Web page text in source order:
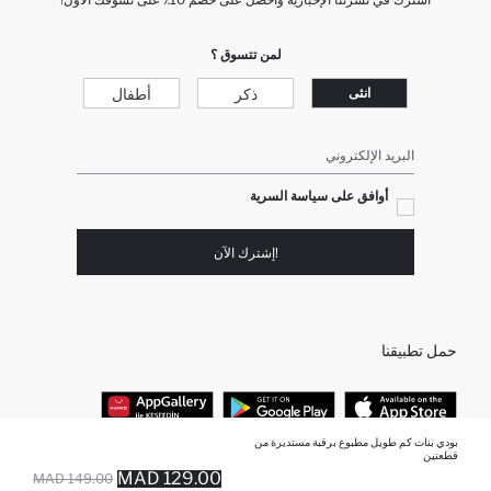
بودي بنات كم طويل مطبوع برقبة مستديرة من
قطعتين
149.00 MAD 129.00 MAD
لمن تتسوق ؟
انثى ذكر أطفال
البريد الإلكتروني
أوافق على سياسة السرية
!إشترك الآن
حمل تطبيقنا